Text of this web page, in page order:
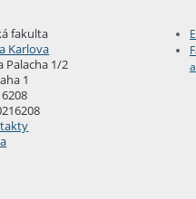
fakulta
Karlova
Palacha 1/2
1